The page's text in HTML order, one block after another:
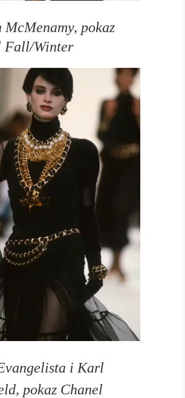
McMenamy, pokaz
Fall/Winter
i Karl
pokaz Chanel